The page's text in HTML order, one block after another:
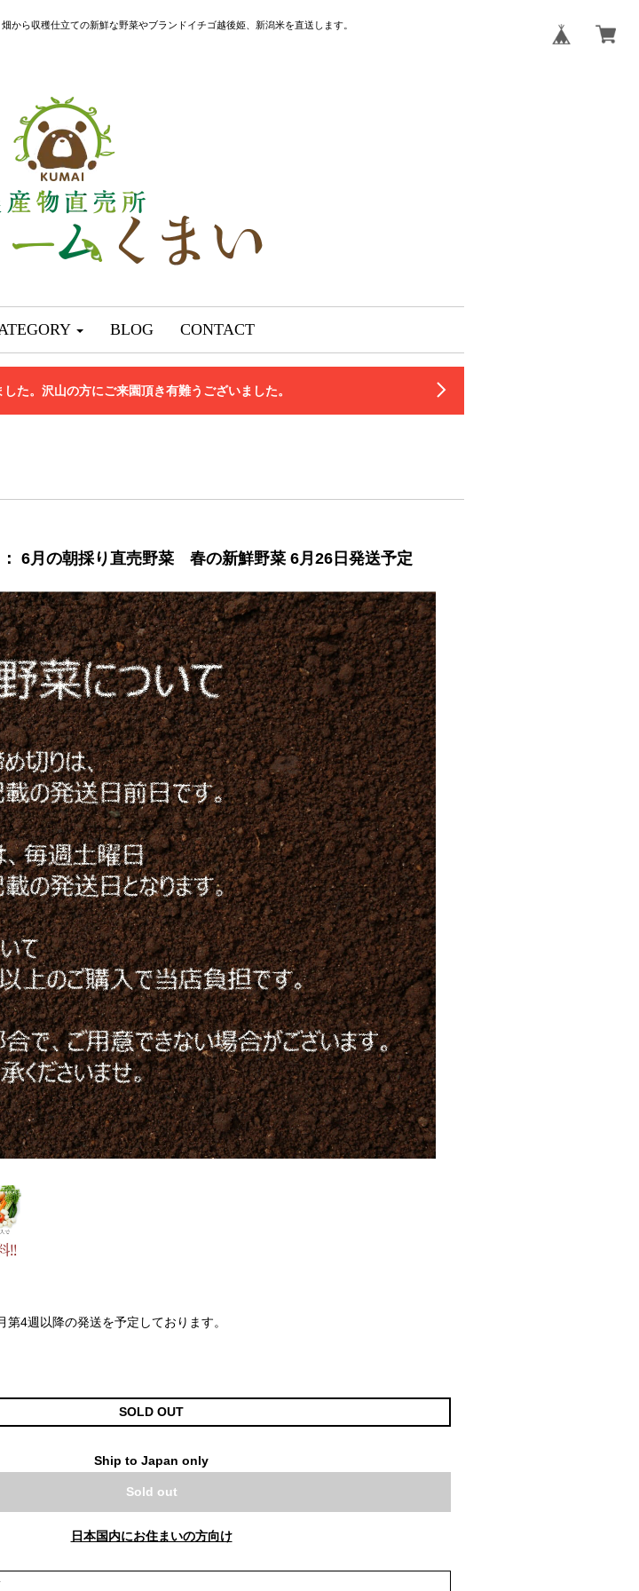
ら収穫仕立ての新鮮な野菜やブランドイチゴ越後姫、新潟米を直送します。
BLOG CONTACT
た。沢山の方にご来園頂き有難うございました。
6月の朝採り直売野菜 春の新鮮野菜 6月26日発送予定
4週以降の発送を予定しております。
SOLD OUT
Ship to Japan only
Sold out
日本国内にお住まいの方向け